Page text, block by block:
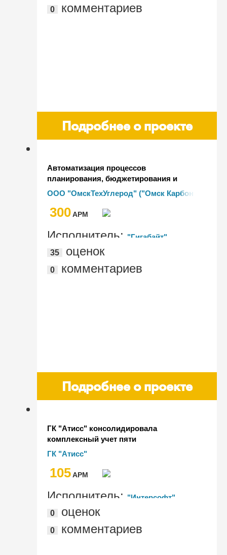
0 комментариев
Подробнее о проекте
Автоматизация процессов
планирования, бюджетирования и
регламентированного учета на базе
ERP-решений 1С (компоненты
комплекса "1С:Корпорация") в "Омск
ООО "ОмскТехУглерод" ("Омск Карбон
300AРМ
Исполнитель: "Гигабайт"
35
оценок
0 комментариев
Подробнее о проекте
ГК "Атисс" консолидировала
комплексный учет пяти
производственных предприятий
Управление холдингом"
ГК "Атисс"
105AРМ
Исполнитель: "Интерсофт"
0
оценок
0 комментариев